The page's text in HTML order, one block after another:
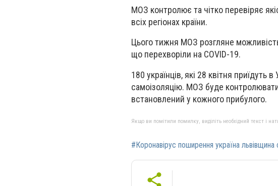
МОЗ контролює та чітко перевіряє
всіх регіонах країни.
Цього тижня МОЗ розгляне
що перехворіли на COVID-19.
180 українців, які 28 квітня приїдуть
самоізоляцію. МОЗ буде
встановлений у кожного прибулого.
Якщо ви помітили помилку, виділіть необхідний текст і
#Коронавірус поширення україна львівщина